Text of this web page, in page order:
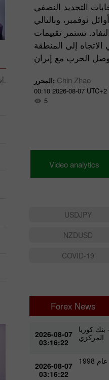
التجديد النصفي
نوفمبر، وبالتالي
تستمر تقييمات
إلى المنطقة
وصل الحرب مع إيران
المحرر: Chin Zhao
00:10 2026-08-07 UTC+2
5
Video analytics
USDJPY
NZDUSD
COVID-19
Forex News
2026-08-07
03:16:22
كوريا
المركزي
2026-08-07
03:16:22
أفضل أدوات التداول الناجح فى الفوركس.